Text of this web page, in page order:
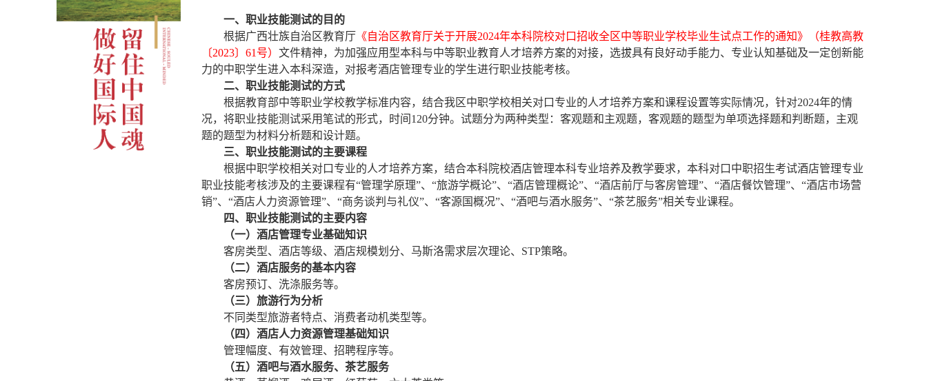
一、职业技能测试的目的
根据广西壮族自治区教育厅 《自治区教育厅关于开展2024年本科院校对口招收全区中等职业学校毕业生试点工作的通知》（桂教高教
〔2023〕61号） 文件精神，为加强应用型本科与中等职业教育人才培养方案的对接，选拔具有良好动手能力、专业认知基础及一定创新能
力的中职学生进入本科深造，对报考酒店管理专业的学生进行职业技能考核。
二、职业技能测试的方式
根据教育部中等职业学校教学标准内容，结合我区中职学校相关对口专业的人才培养方案和课程设置等实际情况，针对2024年的情
况，将职业技能测试采用笔试的形式，时间120分钟。试题分为两种类型 ： 客观题和主观题，客观题的题型为单项选择题和判断题，主观
题的题型为材料分析题和设计题。
三、职业技能测试的主要课程
根据中职学校相关对口专业的人才培养方案，结合本科院校酒店管理本科专业培养及教学要求，本科对口中职招生考试酒店管理专业
职业技能考核涉及的主要课程有“管理学原理”、“旅游学概论”、“酒店管理概论”、“酒店前厅与客房管理”、“酒店餐饮管理”、“酒店市场营
销”、“酒店人力资源管理”、“商务谈判与礼仪”、“客源国概况”、“酒吧与酒水服务”、“茶艺服务”相关专业课程。
四、职业技能测试的主要内容
（一）酒店管理专业基础知识
客房类型、酒店等级、酒店规模划分、马斯洛需求层次理论、 STP策略。
（二）酒店服务的基本内容
客房预订、洗涤服务等。
（三）旅游行为分析
不同类型旅游者特点、消费者动机类型等。
（四）酒店人力资源管理基础知识
管理幅度、有效管理、招聘程序等。
（五）酒吧与酒水服务、茶艺服务